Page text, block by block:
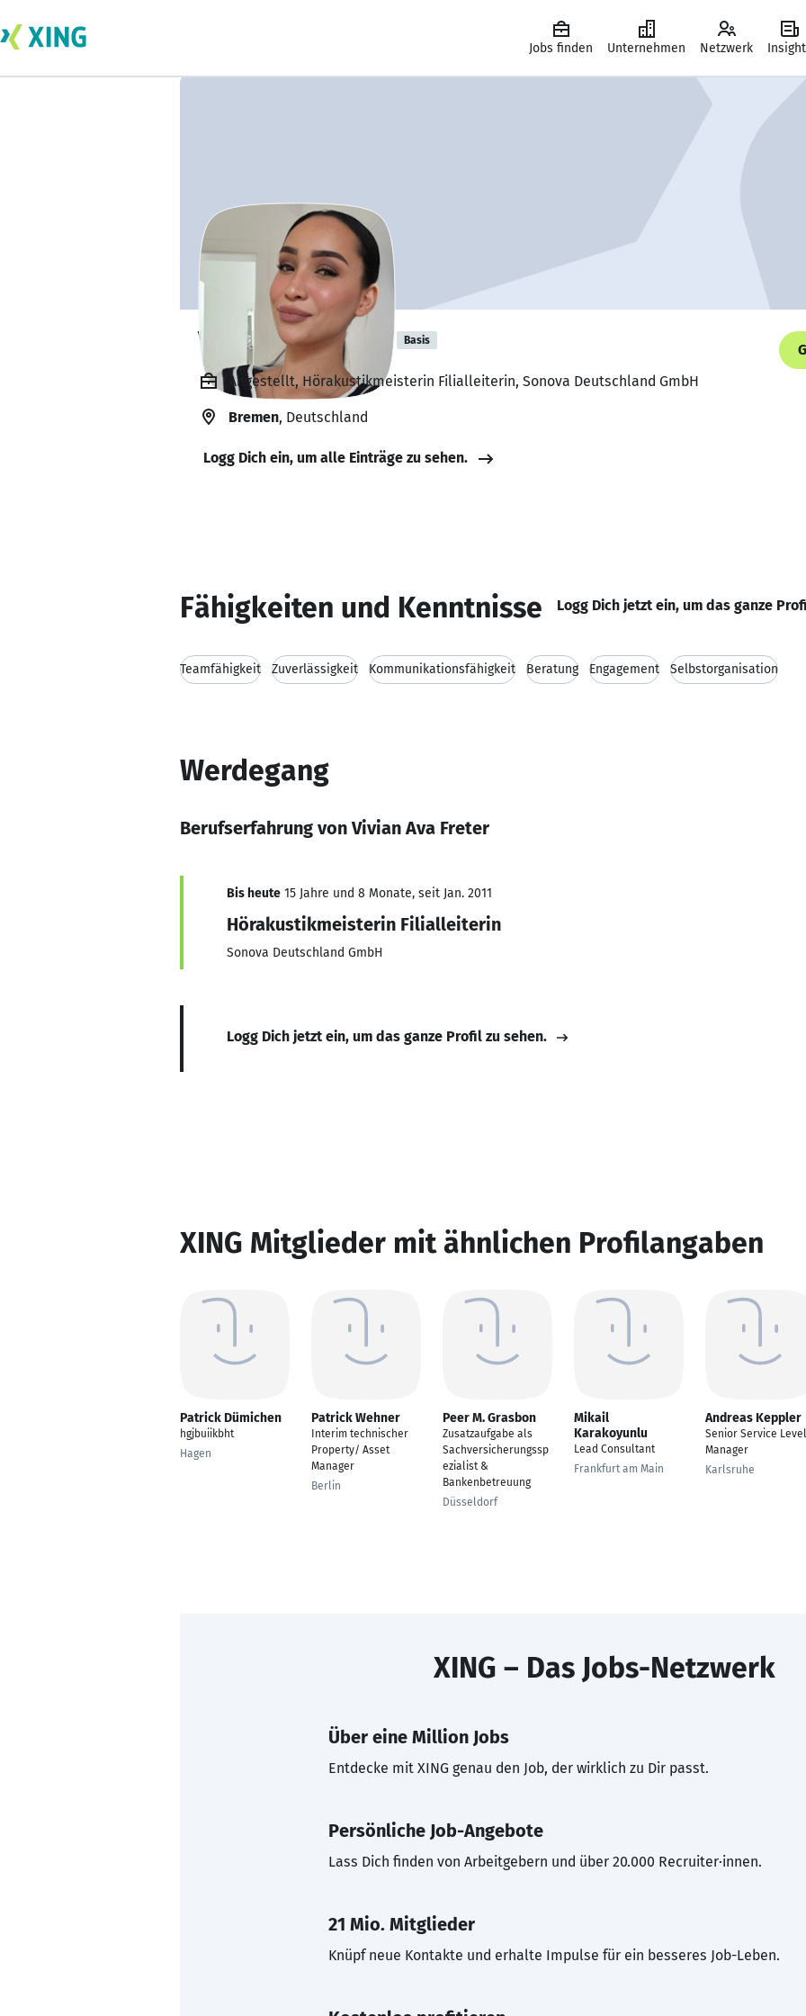
Jobs finden Unternehmen Netzwerk
Vivian Ava Freter Basis
Angestellt, Hörakustikmeisterin Filialleiterin, Sonova Deutschland GmbH
Bremen, Deutschland
Logg Dich ein, um alle Einträge zu sehen.
Fähigkeiten und Kenntnisse Logg Dich jetzt ein, um das ganze
Teamfähigkeit Zuverlässigkeit Kommunikationsfähigkeit Beratung Engagement Selbstorganisation
Werdegang
Berufserfahrung von Vivian Ava Freter
Bis heute 15 Jahre und 8 Monate, seit Jan. 2011
Hörakustikmeisterin Filialleiterin
Sonova Deutschland GmbH
Logg Dich jetzt ein, um das ganze Profil zu sehen.
XING Mitglieder mit ähnlichen Profilangaben
Patrick Dümichen
hgjbuiikbht
Hagen
Patrick Wehner
Interim technischer
Property/ Asset
Manager
Berlin
Peer M. Grasbon
Zusatzaufgabe als
Sachversicherungssp
ezialist &
Bankenbetreuung
Düsseldorf
Mikail
Karakoyunlu
Lead Consultant
Frankfurt am Main
Andreas Keppler
Senior Service Level
Manager
Karlsruhe
XING – Das Jobs-Netzwerk
Über eine Million Jobs
Entdecke mit XING genau den Job, der wirklich zu Dir passt.
Persönliche Job-Angebote
Lass Dich finden von Arbeitgebern und über 20.000 Recruiter·innen.
21 Mio. Mitglieder
Knüpf neue Kontakte und erhalte Impulse für ein besseres Job-Leben.